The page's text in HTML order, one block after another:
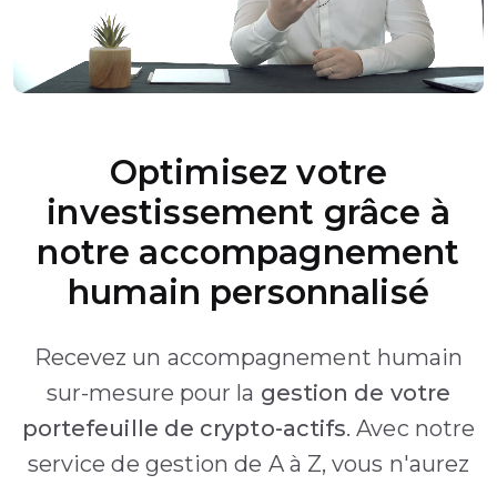
Optimisez votre
investissement grâce à
notre accompagnement
humain personnalisé
Recevez un accompagnement humain
sur-mesure pour la gestion de votre
portefeuille de crypto-actifs. Avec notre
service de gestion de A à Z, vous n'aurez